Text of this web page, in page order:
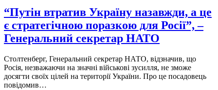
“Путін втратив Україну назавжди, а це
є стратегічною поразкою для Росії”, –
Генеральний секретар НАТО
Столтенберг, Генеральний секретар НАТО, відзначив, що
Росія, незважаючи на значні військові зусилля, не зможе
досягти своїх цілей на території України. Про це посадовець
повідомив…